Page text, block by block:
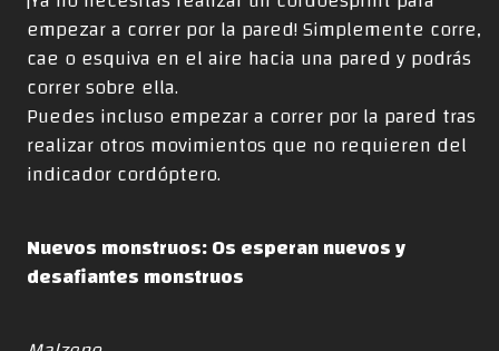
empezar a correr por la pared! Simplemente corre,
cae o esquiva en el aire hacia una pared y podrás
correr sobre ella.
Puedes incluso empezar a correr por la pared tras
realizar otros movimientos que no requieren del
indicador cordóptero.
Nuevos monstruos: Os esperan nuevos y
desafiantes monstruos